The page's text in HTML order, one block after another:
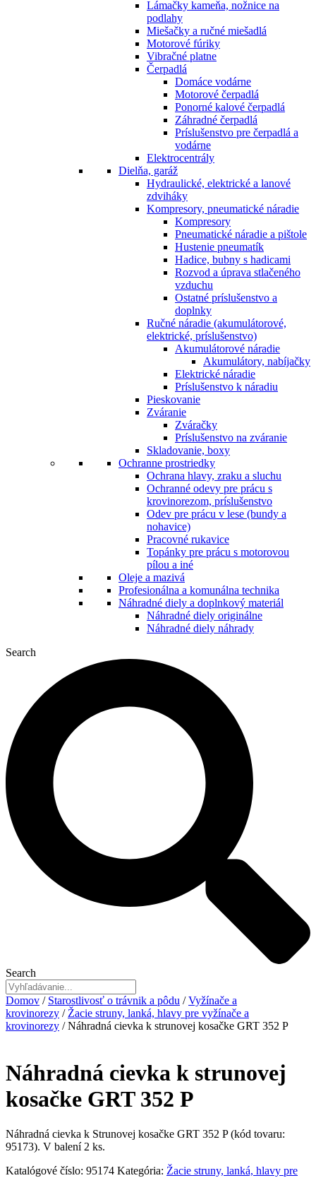
Lámačky kameňa, nožnice na
podlahy
Miešačky a ručné miešadlá
Motorové fúriky
Vibračné platne
Čerpadlá
Domáce vodárne
Motorové čerpadlá
Ponorné kalové čerpadlá
Záhradné čerpadlá
Príslušenstvo pre čerpadlá a
vodárne
Elektrocentrály
Dielňa, garáž
Hydraulické, elektrické a lanové
zdviháky
Kompresory, pneumatické náradie
Kompresory
Pneumatické náradie a pištole
Hustenie pneumatík
Hadice, bubny s hadicami
Rozvod a úprava stlačeného
vzduchu
Ostatné príslušenstvo a
doplnky
Ručné náradie (akumulátorové,
elektrické, príslušenstvo)
Akumulátorové náradie
Akumulátory, nabíjačky
Elektrické náradie
Príslušenstvo k náradiu
Pieskovanie
Zváranie
Zváračky
Príslušenstvo na zváranie
Skladovanie, boxy
Ochranne prostriedky
Ochrana hlavy, zraku a sluchu
Ochranné odevy pre prácu s
krovinorezom, príslušenstvo
Odev pre prácu v lese (bundy a
nohavice)
Pracovné rukavice
Topánky pre prácu s motorovou
pílou a iné
Oleje a mazivá
Profesionálna a komunálna technika
Náhradné diely a doplnkový materiál
Náhradné diely originálne
Náhradné diely náhrady
Search
Search
Domov / Starostlivosť o trávnik a pôdu /Vyžínače a
krovinorezy / Žacie struny, lanká, hlavy pre vyžínače a
krovinorezy / Náhradná cievka k strunovej kosačke GRT 352 P
Náhradná cievka k strunovej
kosačke GRT 352 P
Náhradná cievka k Strunovej kosačke GRT 352 P (kód tovaru:
95173). V balení 2 ks.
Katalógové číslo: 95174 Kategória: Žacie struny, lanká, hlavy pre